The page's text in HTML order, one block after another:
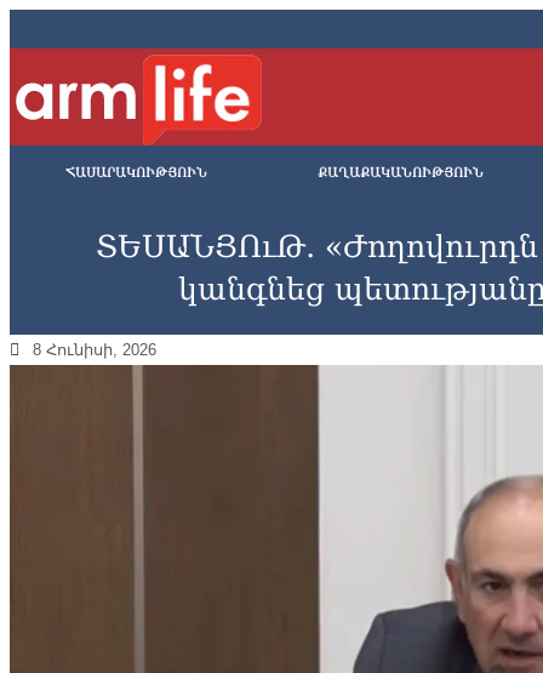
ՀԱՍԱՐԱԿՈՒԹՅՈՒՆ ՔԱՂԱՔԱԿԱՆՈՒԹՅՈՒՆ
ՏԵՍԱՆՅՈւԹ․
կանգնեց
8 Հունիսի, 2026